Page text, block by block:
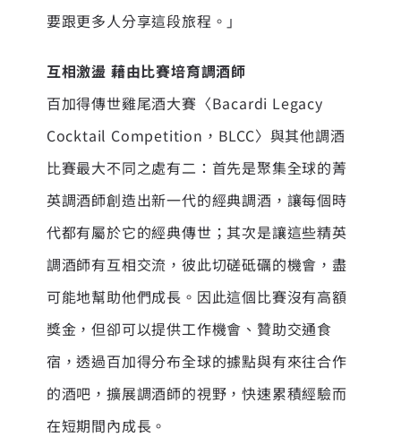
要跟更多人分享這段旅程。」
互相激盪 藉由比賽培育調酒師
百加得傳世雞尾酒大賽〈Bacardi Legacy
Cocktail Competition，BLCC〉與其他調酒
比賽最大不同之處有二：首先是聚集全球的菁
英調酒師創造出新一代的經典調酒，讓每個時
代都有屬於它的經典傳世；其次是讓這些精英
調酒師有互相交流，彼此切磋砥礪的機會，盡
可能地幫助他們成長。因此這個比賽沒有高額
獎金，但卻可以提供工作機會、贊助交通食
宿，透過百加得分布全球的據點與有來往合作
的酒吧，擴展調酒師的視野，快速累積經驗而
在短期間內成長。